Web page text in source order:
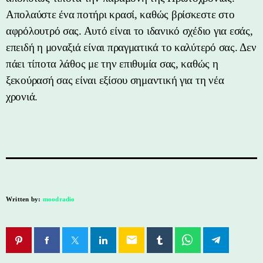
Απολαύστε ένα ποτήρι κρασί, καθώς βρίσκεστε στο
αφρόλουτρό σας. Αυτό είναι το ιδανικό σχέδιο για εσάς,
επειδή η μοναξιά είναι πραγματικά το καλύτερό σας. Δεν
πάει τίποτα λάθος με την επιθυμία σας, καθώς η
ξεκούρασή σας είναι εξίσου σημαντική για τη νέα
χρονιά.
Written by: moodradio
email